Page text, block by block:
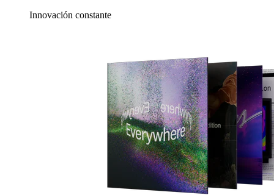
Innovación constante